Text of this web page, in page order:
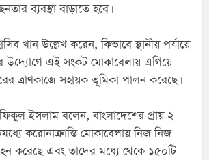
ব্যবস্থা বাড়াতে হবে।
খান উল্লেখ করেন, কিভাবে স্থানীয় পর্যায়ে
উদ্যোগে এই সংকট মোকাবেলায় এগিয়ে
ত্রাণকাজে সহায়ক ভূমিকা পালন করেছে।
ইসলাম বলেন, বাংলাদেশের প্রায় ২
করোনাক্রান্তি মোকাবেলায় নিজ নিজ
করেছে এবং তাদের মধ্যে থেকে ১৫০টি